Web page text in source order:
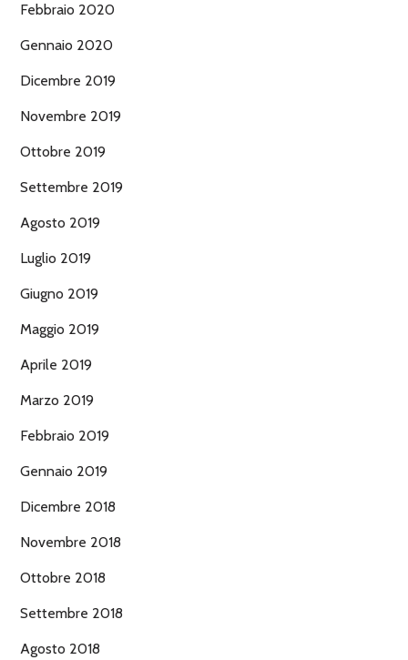
Febbraio 2020
Gennaio 2020
Dicembre 2019
Novembre 2019
Ottobre 2019
Settembre 2019
Agosto 2019
Luglio 2019
Giugno 2019
Maggio 2019
Aprile 2019
Marzo 2019
Febbraio 2019
Gennaio 2019
Dicembre 2018
Novembre 2018
Ottobre 2018
Settembre 2018
Agosto 2018